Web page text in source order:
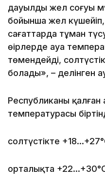
дауылды жел соғуы
бойынша жел күшейіп,
сағаттарда тұман
өңірлерде ауа
төмендейді,
болады», – делінген
Республиканың
температурасы
солтүстікте
орталықта